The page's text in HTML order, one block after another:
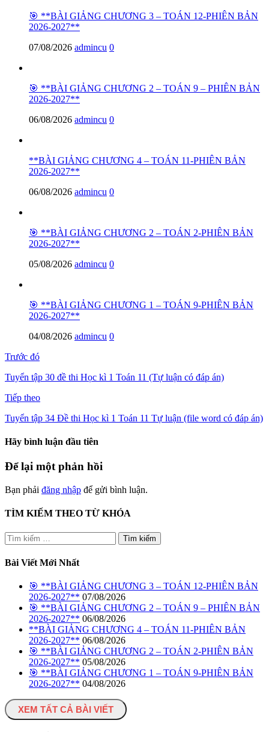
🎯 **BÀI GIẢNG CHƯƠNG 3 – TOÁN 12-PHIÊN BẢN
2026-2027**
07/08/2026 admincu 0
🎯 **BÀI GIẢNG CHƯƠNG 2 – TOÁN 9 – PHIÊN BẢN
2026-2027**
06/08/2026 admincu 0
**BÀI GIẢNG CHƯƠNG 4 – TOÁN 11-PHIÊN BẢN
2026-2027**
06/08/2026 admincu 0
🎯 **BÀI GIẢNG CHƯƠNG 2 – TOÁN 2-PHIÊN BẢN
2026-2027**
05/08/2026 admincu 0
🎯 **BÀI GIẢNG CHƯƠNG 1 – TOÁN 9-PHIÊN BẢN
2026-2027**
04/08/2026 admincu 0
Trước đó
Tuyển tập 30 đề thi Học kì 1 Toán 11 (Tự luận có đáp án)
Tiếp theo
Tuyển tập 34 Đề thi Học kì 1 Toán 11 Tự luận (file word có đáp án)
Hãy bình luận đầu tiên
Để lại một phản hồi
Bạn phải đăng nhập để gửi bình luận.
TÌM KIẾM THEO TỪ KHÓA
Tìm
kiếm
cho:
Bài Viết Mới Nhất
🎯 **BÀI GIẢNG CHƯƠNG 3 – TOÁN 12-PHIÊN BẢN
2026-2027** 07/08/2026
🎯 **BÀI GIẢNG CHƯƠNG 2 – TOÁN 9 – PHIÊN BẢN
2026-2027** 06/08/2026
**BÀI GIẢNG CHƯƠNG 4 – TOÁN 11-PHIÊN BẢN
2026-2027** 06/08/2026
🎯 **BÀI GIẢNG CHƯƠNG 2 – TOÁN 2-PHIÊN BẢN
2026-2027** 05/08/2026
🎯 **BÀI GIẢNG CHƯƠNG 1 – TOÁN 9-PHIÊN BẢN
2026-2027** 04/08/2026
XEM TẤT CẢ BÀI VIẾT